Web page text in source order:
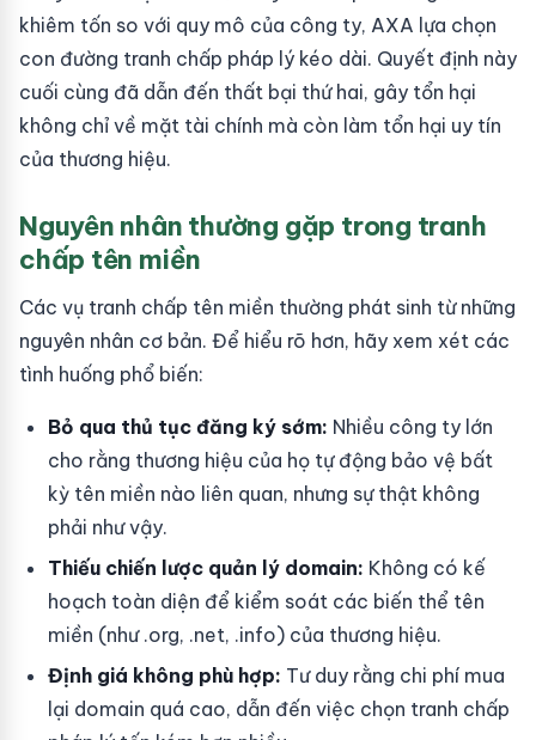
khiêm tốn so với quy mô của công ty, AXA lựa chọn
con đường tranh chấp pháp lý kéo dài. Quyết định này
cuối cùng đã dẫn đến thất bại thứ hai, gây tổn hại
không chỉ về mặt tài chính mà còn làm tổn hại uy tín
của thương hiệu.
Nguyên nhân thường gặp trong tranh
chấp tên miền
Các vụ tranh chấp tên miền thường phát sinh từ những
nguyên nhân cơ bản. Để hiểu rõ hơn, hãy xem xét các
tình huống phổ biến:
Bỏ qua thủ tục đăng ký sớm: Nhiều công ty lớn
cho rằng thương hiệu của họ tự động bảo vệ bất
kỳ tên miền nào liên quan, nhưng sự thật không
phải như vậy.
Thiếu chiến lược quản lý domain: Không có kế
hoạch toàn diện để kiểm soát các biến thể tên
miền (như .org, .net, .info) của thương hiệu.
Định giá không phù hợp: Tư duy rằng chi phí mua
lại domain quá cao, dẫn đến việc chọn tranh chấp